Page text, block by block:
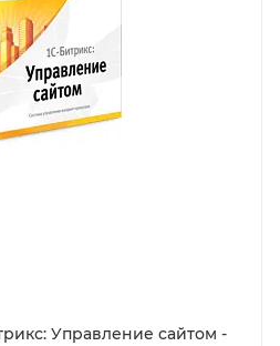
Управление сайтом -